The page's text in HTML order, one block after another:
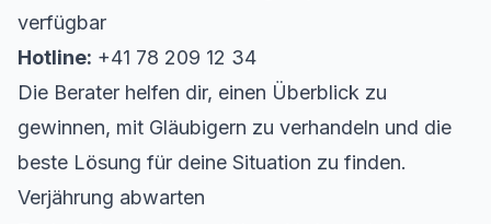
verfügbar
Hotline: +41 78 209 12 34
Die Berater helfen dir, einen Überblick zu
gewinnen, mit Gläubigern zu verhandeln und die
beste Lösung für deine Situation zu finden.
Verjährung abwarten